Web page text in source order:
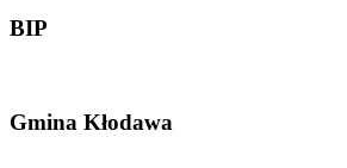
BIP
Gmina Kłodawa